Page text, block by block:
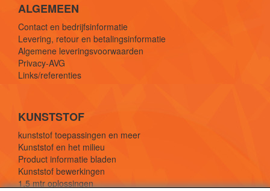
ALGEMEEN
Contact en bedrijfsinformatie
Levering, retour en betalingsinformatie
Algemene leveringsvoorwaarden
Privacy-AVG
Links/referenties
KUNSTSTOF
kunststof toepassingen en meer
Kunststof en het milieu
Product informatie bladen
Kunststof bewerkingen
1,5 mtr oplossingen